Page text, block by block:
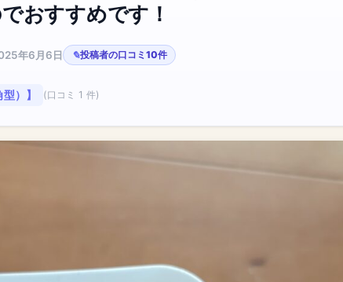
おすすめです！
年6月6日 投稿者の口コミ10件
）】 (口コミ 1 件)